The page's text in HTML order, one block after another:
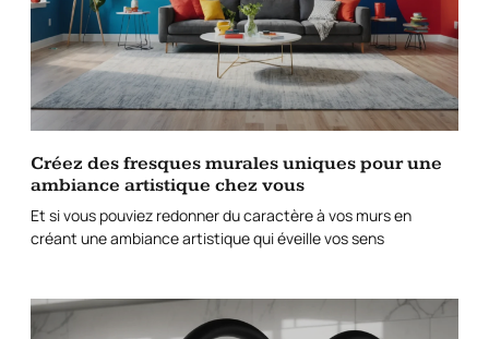
Créez des fresques murales uniques pour une
ambiance artistique chez vous
Et si vous pouviez redonner du caractère à vos murs en
créant une ambiance artistique qui éveille vos sens